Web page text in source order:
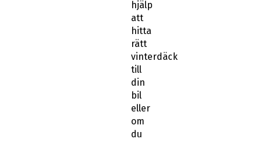
att
hitta
rätt
vinterdäck
till
din
bil
eller
om
du
har